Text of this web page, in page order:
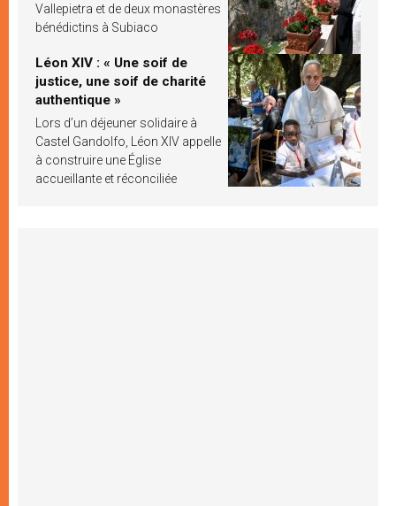
Vallepietra et de deux monastères
bénédictins à Subiaco
Léon XIV : « Une soif de
justice, une soif de charité
authentique »
Lors d’un déjeuner solidaire à
Castel Gandolfo, Léon XIV appelle
à construire une Église
accueillante et réconciliée